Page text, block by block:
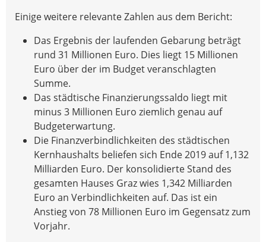
Einige weitere relevante Zahlen aus dem Bericht:
Das Ergebnis der laufenden Gebarung beträgt
rund 31 Millionen Euro. Dies liegt 15 Millionen
Euro über der im Budget veranschlagten
Summe.
Das städtische Finanzierungssaldo liegt mit
minus 3 Millionen Euro ziemlich genau auf
Budgeterwartung.
Die Finanzverbindlichkeiten des städtischen
Kernhaushalts beliefen sich Ende 2019 auf 1,132
Milliarden Euro. Der konsolidierte Stand des
gesamten Hauses Graz wies 1,342 Milliarden
Euro an Verbindlichkeiten auf. Das ist ein
Anstieg von 78 Millionen Euro im Gegensatz zum
Vorjahr.